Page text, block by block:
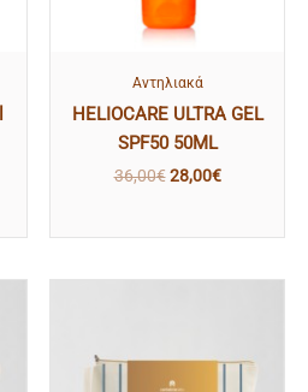
Αντηλιακά
HELIOCARE ULTRA GEL
SPF50 50ML
36,00€ 28,00€